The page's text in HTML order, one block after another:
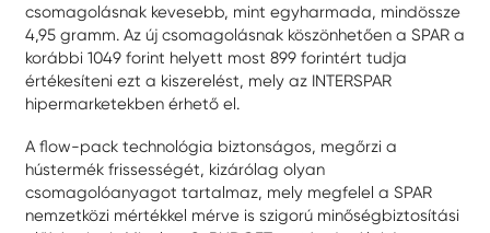
csomagolásnak kevesebb, mint egyharmada, mindössze
4,95 gramm. Az új csomagolásnak köszönhetően a SPAR a
korábbi 1049 forint helyett most 899 forintért tudja
értékesíteni ezt a kiszerelést, mely az INTERSPAR
hipermarketekben érhető el.
A flow-pack technológia biztonságos, megőrzi a
hústermék frissességét, kizárólag olyan
csomagolóanyagot tartalmaz, mely megfelel a SPAR
nemzetközi mértékkel mérve is szigorú minőségbiztosítási